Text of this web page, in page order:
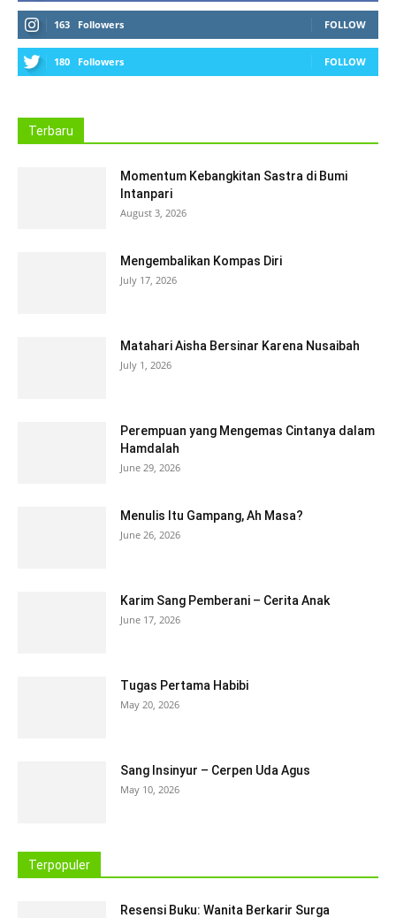
163 Followers FOLLOW
180 Followers FOLLOW
Terbaru
Momentum Kebangkitan Sastra di Bumi
Intanpari
August 3, 2026
Mengembalikan Kompas Diri
July 17, 2026
Matahari Aisha Bersinar Karena Nusaibah
July 1, 2026
Perempuan yang Mengemas Cintanya dalam
Hamdalah
June 29, 2026
Menulis Itu Gampang, Ah Masa?
June 26, 2026
Karim Sang Pemberani – Cerita Anak
June 17, 2026
Tugas Pertama Habibi
May 20, 2026
Sang Insinyur – Cerpen Uda Agus
May 10, 2026
Terpopuler
Resensi Buku: Wanita Berkarir Surga